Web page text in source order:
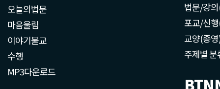
오늘의법문
마음울림
이야기불교
수행
MP3다운로드
법문/강
포교/신
교양(종
주제별 분